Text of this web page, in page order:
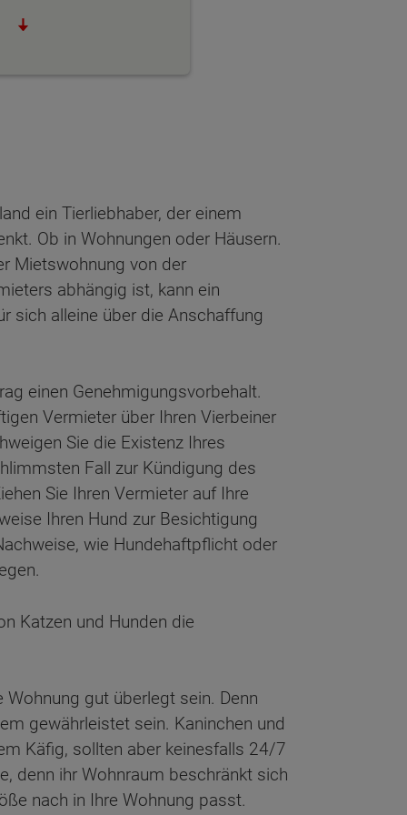
ein Tierliebhaber, der einem
Ob in Wohnungen oder Häusern.
Mietswohnung von der
abhängig ist, kann ein
sich alleine über die Anschaffung
einen Genehmigungsvorbehalt.
Vermieter über Ihren Vierbeiner
Sie die Existenz Ihres
Fall zur Kündigung des
Sie Ihren Vermieter auf Ihre
Ihren Hund zur Besichtigung
wie Hundehaftpflicht oder
Katzen und Hunden die
gut überlegt sein. Denn
gewährleistet sein. Kaninchen und
Käfig, sollten aber keinesfalls 24/7
denn ihr Wohnraum beschränkt sich
nach in Ihre Wohnung passt.